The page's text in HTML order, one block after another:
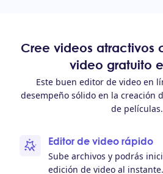
Cree videos atractivos
video gratuito
Este buen editor de video en
desempeño sólido en la creación
de películas.
Editor de video rápido
Sube archivos y podrás
edición de video al